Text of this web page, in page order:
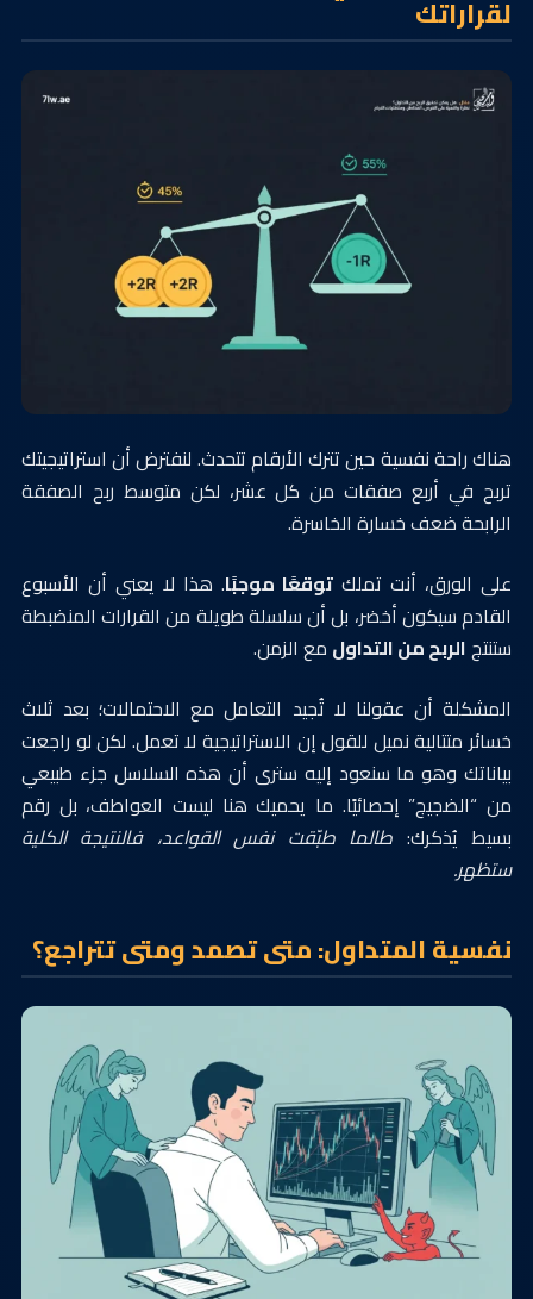
لقراراتك
هناك راحة نفسية حين تترك الأرقام تتحدث. لنفترض أن استراتيجيتك
تربح في أربع صفقات من كل عشر، لكن متوسط ربح الصفقة
الرابحة ضعف خسارة الخاسرة.
على الورق، أنت تملك توقعًا موجبًا. هذا لا يعني أن الأسبوع
القادم سيكون أخضر، بل أن سلسلة طويلة من القرارات المنضبطة
ستنتجالربح من التداول مع الزمن.
المشكلة أن عقولنا لا تُجيد التعامل مع الاحتمالات؛ بعد ثلاث
خسائر متتالية نميل للقول إن الاستراتيجية لا تعمل. لكن لو راجعت
بياناتك وهو ما سنعود إليه سترى أن هذه السلاسل جزء طبيعي
من “الضجيج” إحصائيًا. ما يحميك هنا ليست العواطف، بل رقم
بسيط يُذكرك: طالما طبّقت نفس القواعد، فالنتيجة الكلية
ستظهر.
نفسية المتداول: متى تصمد ومتى تتراجع؟